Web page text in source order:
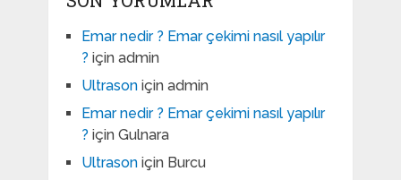
Emar nedir ? Emar çekimi nasıl yapılır
? için admin
Ultrasoniçin admin
Emar nedir ? Emar çekimi nasıl yapılır
? için Gulnara
Ultrasoniçin Burcu